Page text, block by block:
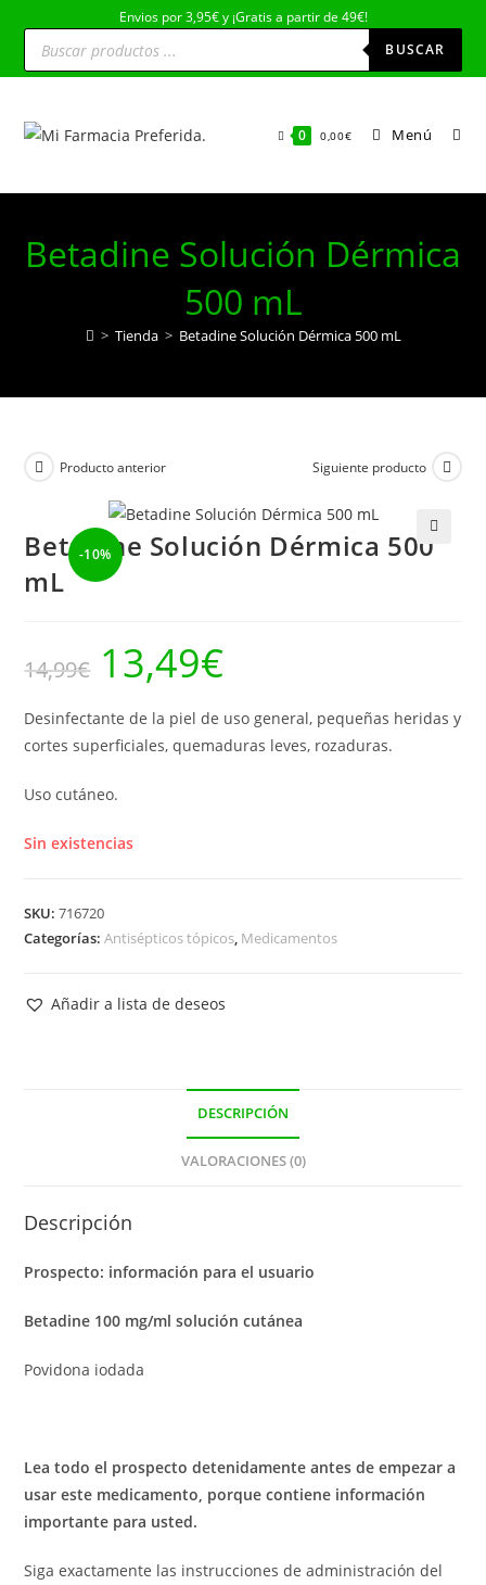
contenido
Envios por 3,95€ y ¡Gratis a partir de 49€!
Búsqueda
productos BUSCAR
0 0,00€ Menú
Betadine Solución Dérmica
500 mL
> Tienda > Betadine Solución Dérmica 500 mL
-10%
Producto anterior Siguiente producto
🔍
Betadine Solución Dérmica 500
mL
14,99€
El
precio
original
14,99€.
13,49€El
Desinfectante de la piel de uso general, pequeñas heridas y
cortes superficiales, quemaduras leves, rozaduras.
Uso cutáneo.
Sin existencias
SKU:716720
Categorías:Antisépticos tópicos, Medicamentos
Añadir a lista de deseos
DESCRIPCIÓN
VALORACIONES (0)
Descripción
Prospecto: información para el usuario
Betadine 100 mg/ml solución cutánea
Povidona iodada
Lea todo el prospecto detenidamente antes de empezar a
usar este medicamento, porque contiene información
importante para usted.
Siga exactamente las instrucciones de administración del